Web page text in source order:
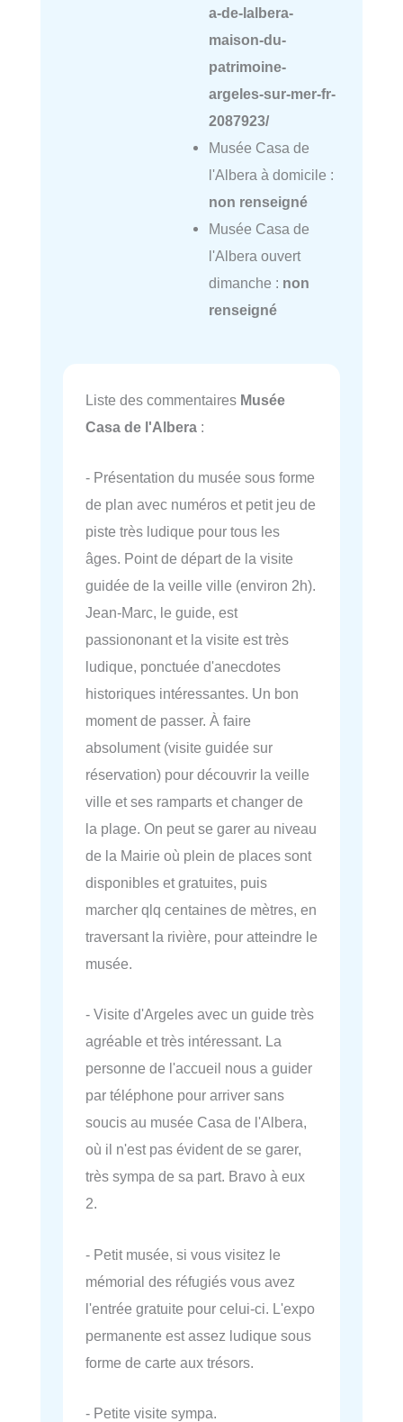
a-de-lalbera-
maison-du-
patrimoine-
argeles-sur-mer-fr-
2087923/
Musée Casa de
l'Albera à domicile :
non renseigné
Musée Casa de
l'Albera ouvert
dimanche : non
renseigné
Liste des commentaires Musée
Casa de l'Albera :
- Présentation du musée sous forme
de plan avec numéros et petit jeu de
piste très ludique pour tous les
âges. Point de départ de la visite
guidée de la veille ville (environ 2h).
Jean-Marc, le guide, est
passiononant et la visite est très
ludique, ponctuée d'anecdotes
historiques intéressantes. Un bon
moment de passer. À faire
absolument (visite guidée sur
réservation) pour découvrir la veille
ville et ses ramparts et changer de
la plage. On peut se garer au niveau
de la Mairie où plein de places sont
disponibles et gratuites, puis
marcher qlq centaines de mètres, en
traversant la rivière, pour atteindre le
musée.
- Visite d'Argeles avec un guide très
agréable et très intéressant. La
personne de l'accueil nous a guider
par téléphone pour arriver sans
soucis au musée Casa de l'Albera,
où il n'est pas évident de se garer,
très sympa de sa part. Bravo à eux
2.
- Petit musée, si vous visitez le
mémorial des réfugiés vous avez
l'entrée gratuite pour celui-ci. L'expo
permanente est assez ludique sous
forme de carte aux trésors.
- Petite visite sympa.